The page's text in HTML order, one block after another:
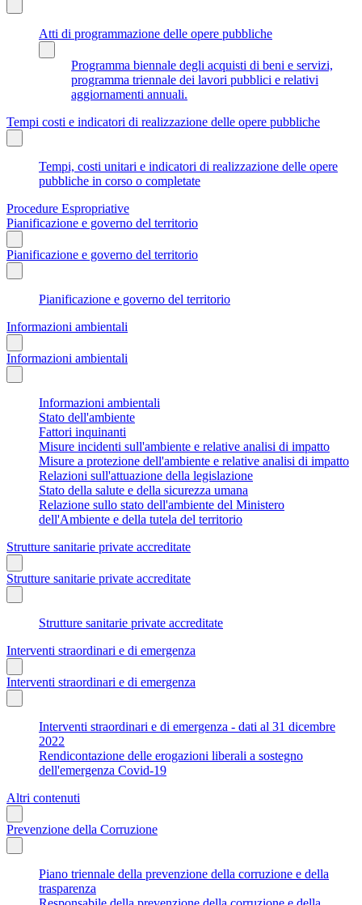
Atti di programmazione delle opere pubbliche
Programma biennale degli acquisti di beni e servizi,
programma triennale dei lavori pubblici e relativi
aggiornamenti annuali.
Tempi costi e indicatori di realizzazione delle opere pubbliche
Tempi, costi unitari e indicatori di realizzazione delle opere
pubbliche in corso o completate
Procedure Espropriative
Pianificazione e governo del territorio
Pianificazione e governo del territorio
Pianificazione e governo del territorio
Informazioni ambientali
Informazioni ambientali
Informazioni ambientali
Stato dell'ambiente
Fattori inquinanti
Misure incidenti sull'ambiente e relative analisi di impatto
Misure a protezione dell'ambiente e relative analisi di impatto
Relazioni sull'attuazione della legislazione
Stato della salute e della sicurezza umana
Relazione sullo stato dell'ambiente del Ministero
dell'Ambiente e della tutela del territorio
Strutture sanitarie private accreditate
Strutture sanitarie private accreditate
Strutture sanitarie private accreditate
Interventi straordinari e di emergenza
Interventi straordinari e di emergenza
Interventi straordinari e di emergenza - dati al 31 dicembre
2022
Rendicontazione delle erogazioni liberali a sostegno
dell'emergenza Covid-19
Altri contenuti
Prevenzione della Corruzione
Piano triennale della prevenzione della corruzione e della
trasparenza